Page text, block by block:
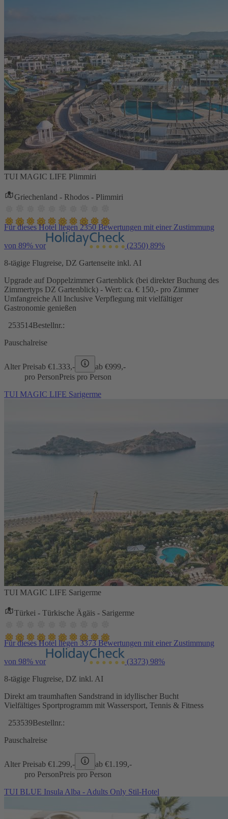
TUI MAGIC LIFE Plimmiri
Griechenland - Rhodos - Plimmiri
Für dieses Hotel liegen 2350 Bewertungen mit einer Zustimmung
von 89% vor (2350) 89%
8-tägige Flugreise, DZ Gartenseite inkl. AI
Upgrade auf Doppelzimmer Gartenblick (bei direkter Buchung des
Zimmertyps DZ Gartenblick) - Wert: ca. € 150,- pro Zimmer
Umfangreiche All Inclusive Verpflegung mit vielfältiger
Gastronomie genießen
253514Bestellnr.:
Pauschalreise
Alter Preisab €1.333,- ab €999,-
pro PersonPreis pro Person
TUI MAGIC LIFE Sarigerme
TUI MAGIC LIFE Sarigerme
Türkei - Türkische Ägäis - Sarigerme
Für dieses Hotel liegen 3373 Bewertungen mit einer Zustimmung
von 98% vor (3373) 98%
8-tägige Flugreise, DZ inkl. AI
Direkt am traumhaften Sandstrand in idyllischer Bucht
Vielfältiges Sportprogramm mit Wassersport, Tennis & Fitness
253539Bestellnr.:
Pauschalreise
Alter Preisab €1.299,- ab €1.199,-
pro PersonPreis pro Person
TUI BLUE Insula Alba - Adults Only Stil-Hotel